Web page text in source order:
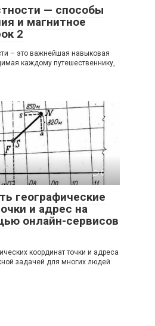
— способы
и магнитное
2
– это важнейшая навыковая
каждому путешественнику,
0
географические
и адрес на
онлайн-сервисов
координат точки и адреса
задачей для многих людей